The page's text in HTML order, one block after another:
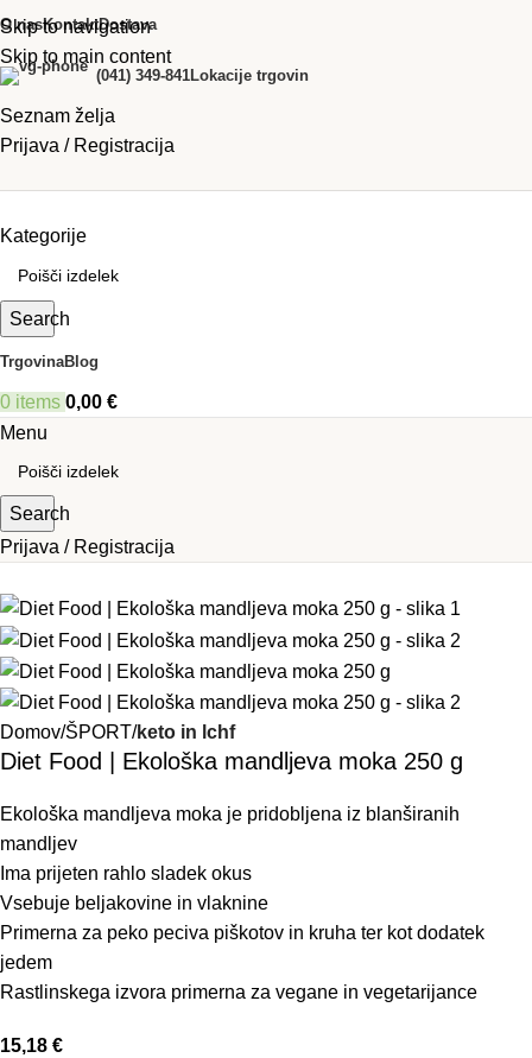
Skip to navigation
Skip to main content
O nasKontaktDostava
(041) 349-841Lokacije trgovin
Seznam želja
Prijava / Registracija
Kategorije
Search
TrgovinaBlog
0 items 0,00 €
Menu
Search
Prijava / Registracija
Domov ŠPORT keto in lchf
Diet Food | Ekološka mandljeva moka 250 g
Ekološka mandljeva moka je pridobljena iz blanširanih
mandljev
Ima prijeten rahlo sladek okus
Vsebuje beljakovine in vlaknine
Primerna za peko peciva piškotov in kruha ter kot dodatek
jedem
Rastlinskega izvora primerna za vegane in vegetarijance
15,18 €